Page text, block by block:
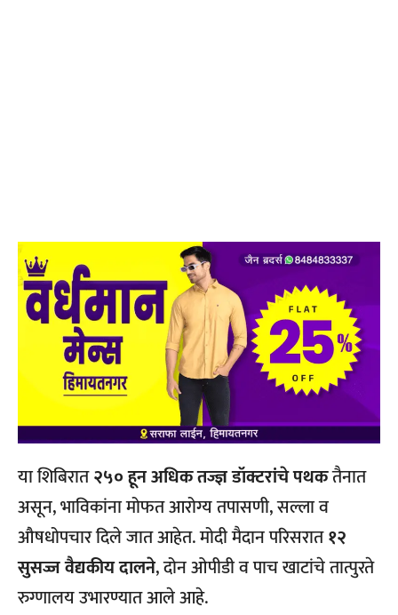
या शिबिरात२५० हून अधिक तज्ज्ञ डॉक्टरांचे पथकतैनात
असून, भाविकांना मोफत आरोग्य तपासणी, सल्ला व
औषधोपचार दिले जात आहेत. मोदी मैदान परिसरात१२
सुसज्ज वैद्यकीय दालने, दोन ओपीडी व पाच खाटांचे तात्पुरते
रुग्णालय उभारण्यात आले आहे.